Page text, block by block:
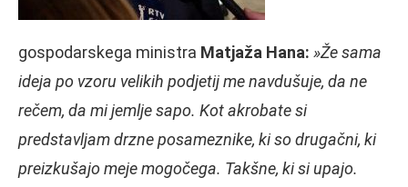
gospodarskega ministra Matjaža Hana: »Že sama
ideja po vzoru velikih podjetij me navdušuje, da ne
rečem, da mi jemlje sapo. Kot akrobate si
predstavljam drzne posameznike, ki so drugačni, ki
preizkušajo meje mogočega. Takšne, ki si upajo.